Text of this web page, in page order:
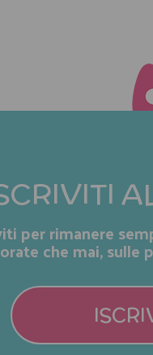
per rimanere
che mai, sulle